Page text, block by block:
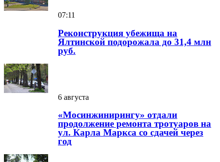
07:11
Реконструкция убежища на
Ялтинской подорожала до 31,4 млн
руб.
6 августа
«Мосинжинирингу» отдали
продолжение ремонта тротуаров на
ул. Карла Маркса со сдачей через
год